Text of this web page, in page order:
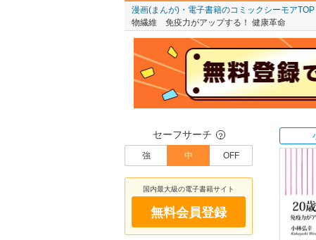
漫画(まんが)・電子書籍のコミックシーモアTOP
物繊維 免疫力がアップする！ 健康革命
セーフサーチ ？
強 中 OFF
国内最大級の電子書籍サイト
無料会員登録